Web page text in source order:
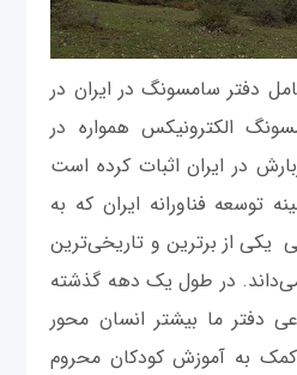
دفتر سامسونگ در ایران در
الکترونیکس همواره در
در ایران اثبات کرده است
توسعه فناورانه ایران که به
یکی از برترین و تاریخی‌ترین
در طول یک دهه گذشته
دفتر ما بیشتر انسان محور
کمک به آموزش کودکان محروم